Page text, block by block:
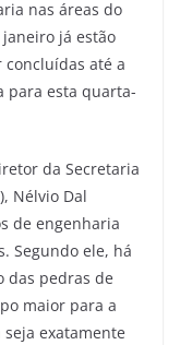
nas áreas do
já estão
até a
para esta quarta-
da Secretaria
Nélvio Dal
de engenharia
Segundo ele, há
das pedras de
maior para a
exatamente